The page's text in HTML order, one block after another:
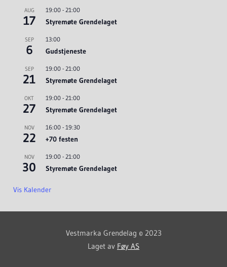
AUG
17
19:00- 21:00
Styremøte Grendelaget
SEP
6
13:00
Gudstjeneste
SEP
21
19:00- 21:00
Styremøte Grendelaget
OKT
27
19:00- 21:00
Styremøte Grendelaget
NOV
22
16:00- 19:30
+70 festen
NOV
30
19:00- 21:00
Styremøte Grendelaget
Vis Kalender
Vestmarka Grendelag © 2023
Laget av Føy AS